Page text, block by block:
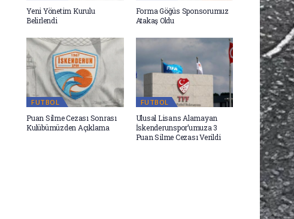
Yeni Yönetim Kurulu
Belirlendi
Forma Göğüs Sponsorumuz
Atakaş Oldu
FUTBOL
Puan Silme Cezası Sonrası
Kulübümüzden Açıklama
FUTBOL
Ulusal Lisans Alamayan
İskenderunspor’umuza 3
Puan Silme Cezası Verildi